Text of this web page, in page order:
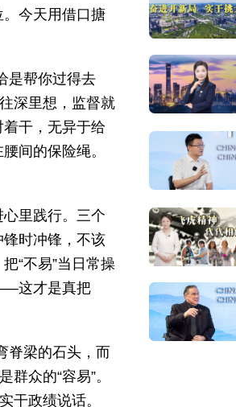
今天用借口搪
是帮你过得去
深里想，监督就
干，无异于给
间的保险绳。
心里践行。三个
时冲锋，不该
“不易”当日常操
这才是真把
脊梁的石头，而
众的“容易”。
干政绩说话。